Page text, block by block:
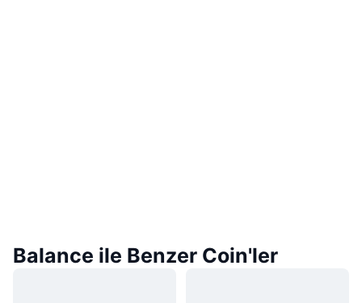
Balance ile Benzer Coin'ler